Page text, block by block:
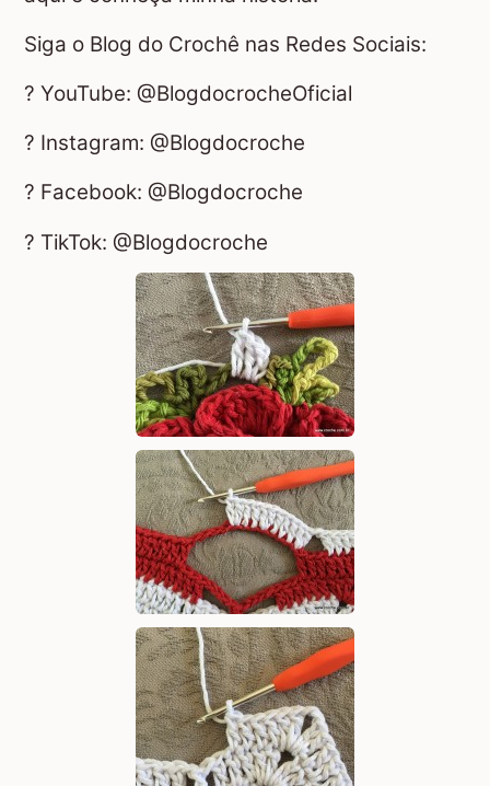
Siga o Blog do Crochê nas Redes Sociais:
? YouTube: @BlogdocrocheOficial
? Instagram: @Blogdocroche
? Facebook: @Blogdocroche
? TikTok: @Blogdocroche